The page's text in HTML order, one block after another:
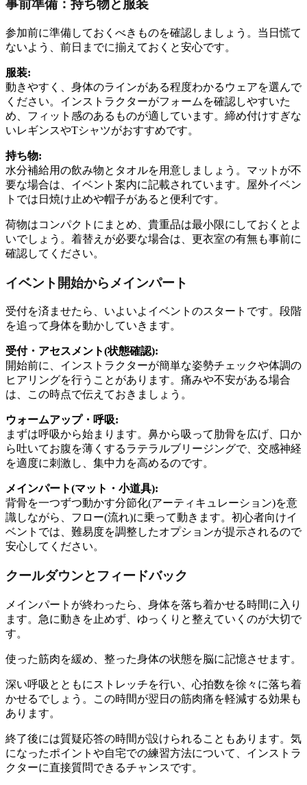
事前準備：持ち物と服装
参加前に準備しておくべきものを確認しましょう。当日慌て
ないよう、前日までに揃えておくと安心です。
服装:
動きやすく、身体のラインがある程度わかるウェアを選んで
ください。インストラクターがフォームを確認しやすいた
め、フィット感のあるものが適しています。締め付けすぎな
いレギンスやTシャツがおすすめです。
持ち物:
水分補給用の飲み物とタオルを用意しましょう。マットが不
要な場合は、イベント案内に記載されています。屋外イベン
トでは日焼け止めや帽子があると便利です。
荷物はコンパクトにまとめ、貴重品は最小限にしておくとよ
いでしょう。着替えが必要な場合は、更衣室の有無も事前に
確認してください。
イベント開始からメインパート
受付を済ませたら、いよいよイベントのスタートです。段階
を追って身体を動かしていきます。
受付・アセスメント(状態確認):
開始前に、インストラクターが簡単な姿勢チェックや体調の
ヒアリングを行うことがあります。痛みや不安がある場合
は、この時点で伝えておきましょう。
ウォームアップ・呼吸:
まずは呼吸から始まります。鼻から吸って肋骨を広げ、口か
ら吐いてお腹を薄くするラテラルブリージングで、交感神経
を適度に刺激し、集中力を高めるのです。
メインパート(マット・小道具):
背骨を一つずつ動かす分節化(アーティキュレーション)を意
識しながら、フロー(流れ)に乗って動きます。初心者向けイ
ベントでは、難易度を調整したオプションが提示されるので
安心してください。
クールダウンとフィードバック
メインパートが終わったら、身体を落ち着かせる時間に入り
ます。急に動きを止めず、ゆっくりと整えていくのが大切で
す。
使った筋肉を緩め、整った身体の状態を脳に記憶させます。
深い呼吸とともにストレッチを行い、心拍数を徐々に落ち着
かせるでしょう。この時間が翌日の筋肉痛を軽減する効果も
あります。
終了後には質疑応答の時間が設けられることもあります。気
になったポイントや自宅での練習方法について、インストラ
クターに直接質問できるチャンスです。